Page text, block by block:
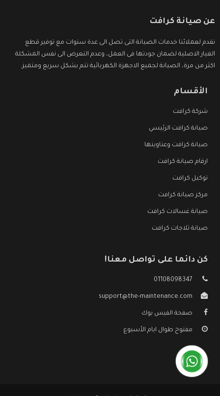
عن صيانة كرافت
نقدم لعملائنا خدمات الصيانة التى تصل الى عدة سنوات مع توفير قطع
الغيار الاصلية لضمان جودتها فى العمل، وعدم التعرض الى نفس المشكلة
اكثر من مرة، الصيانة لجميع الاجهزة الكهربائية تتم بشكل سريع ومتميز.
الأقسام
شركة كرافت
صيانة كرافت الرئيسي
صيانة كرافت وعناوينها
ارقام صيانة كرافت
توكيل كرافت
مركز صيانة كرافت
صيانة غسالات كرافت
صيانة ثلاجات كرافت
كن دائما على تواصل معنا!
01108098347
support@the-maintenance.com
صفحة الفيس بوك
مفتوح طوال ايام الأسبوع